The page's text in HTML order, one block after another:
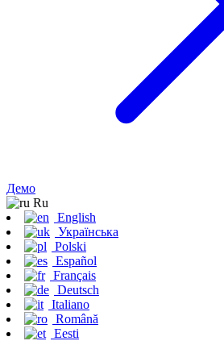
Демо
Ru
English
Українська
Polski
Español
Français
Deutsch
Italiano
Română
Eesti